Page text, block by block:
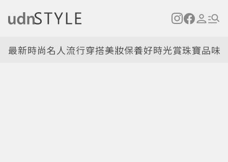
最新時尚名人流行穿搭美妝保養好時光賞珠寶品味